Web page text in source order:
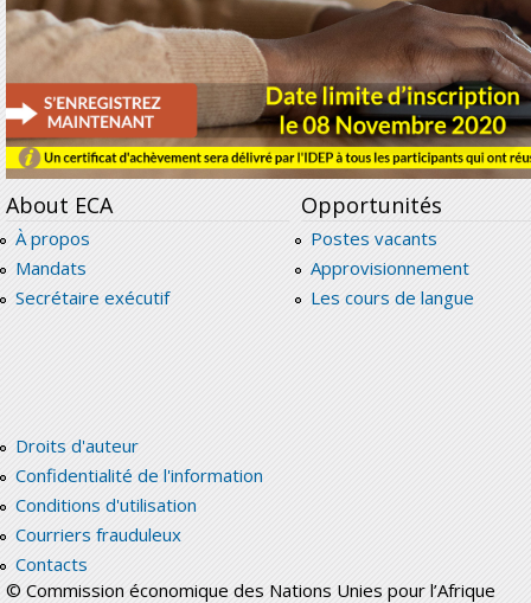
About ECA
À propos
Mandats
Secrétaire exécutif
Opportunités
Postes vacants
Approvisionnement
Les cours de langue
Droits d'auteur
Confidentialité de l'information
Conditions d'utilisation
Courriers frauduleux
Contacts
© Commission économique des Nations Unies pour l’Afrique